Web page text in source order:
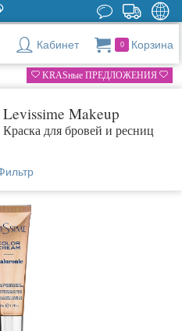
Кабинет 0 Корзина
KRASные ПРЕДЛОЖЕНИЯ
Levissime Makeup
Краска для бровей и ресниц